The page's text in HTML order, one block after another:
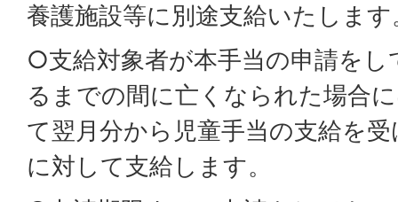
養護施設等に別途支給いたします
○支給対象者が本手当の申請を
るまでの間に亡くなられた場合
て翌月分から児童手当の支給を
に対して支給します。